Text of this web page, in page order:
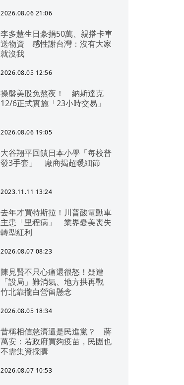
2026.08.06 21:06
李多慧生日豪捐50萬、親搭卡車
送物資 感性謝台灣：沒有大家
就沒我
2026.08.05 12:56
操盤美股免熬夜！ 納斯達克
12/6正式實施「23小時交易」
2026.08.06 19:05
大谷翔平回饋日本小學「每校普
發3手套」 廠商揭超暖細節
2023.11.11 13:24
去年才買特斯拉！川普酸電動車
主患「里程病」 業界憂美喪失
轉型紅利
2026.08.07 08:23
陳見賢不只心痛還很怒！疑遭
「設局」難消氣、地方拱再戰
竹北靠攏白營留懸念
2026.08.05 18:34
昔稱相信慈濟還是民進黨？ 蔣
萬安：若政府買夠疫苗，民團也
不需集資採購
2026.08.07 10:53